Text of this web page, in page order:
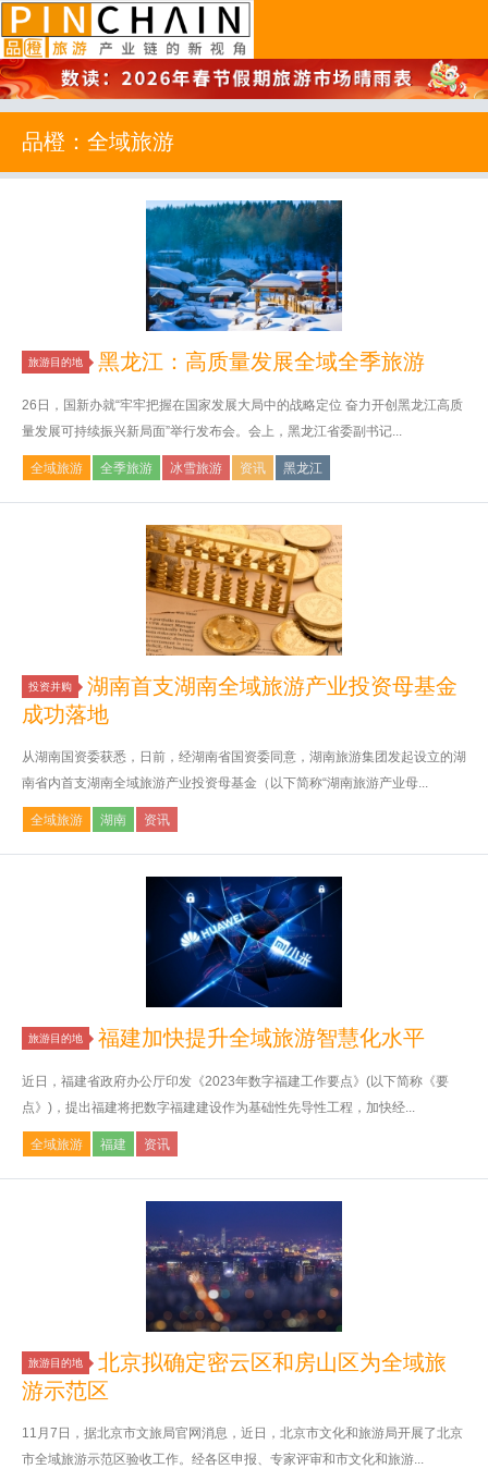
品橙旅游
品橙：全域旅游
旅游目的地 黑龙江：高质量发展全域全季旅游
26日，国新办就“牢牢把握在国家发展大局中的战略定位 奋力开创黑龙江高质
量发展可持续振兴新局面”举行发布会。会上，黑龙江省委副书记...
全域旅游 全季旅游 冰雪旅游 资讯 黑龙江
投资并购
湖南首支湖南全域旅游产业投资母基金
成功落地
从湖南国资委获悉，日前，经湖南省国资委同意，湖南旅游集团发起设立的湖
南省内首支湖南全域旅游产业投资母基金（以下简称“湖南旅游产业母...
全域旅游 湖南 资讯
旅游目的地 福建加快提升全域旅游智慧化水平
近日，福建省政府办公厅印发《2023年数字福建工作要点》(以下简称《要
点》)，提出福建将把数字福建建设作为基础性先导性工程，加快经...
全域旅游 福建 资讯
旅游目的地
北京拟确定密云区和房山区为全域旅
游示范区
11月7日，据北京市文旅局官网消息，近日，北京市文化和旅游局开展了北京
市全域旅游示范区验收工作。经各区申报、专家评审和市文化和旅游...